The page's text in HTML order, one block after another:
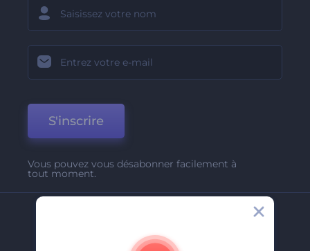
S'inscrire
Vous pouvez vous désabonner facilement à
tout moment.
A Propos De Nous